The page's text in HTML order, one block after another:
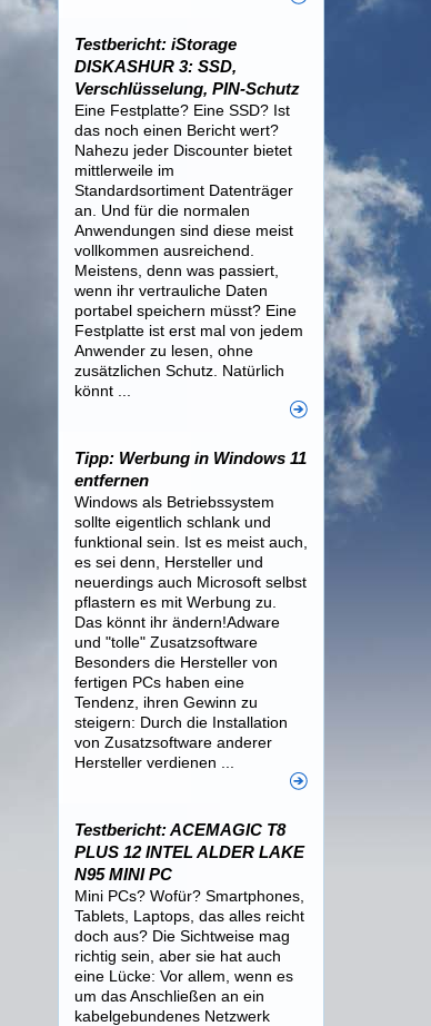
Testbericht: iStorage
DISKASHUR 3: SSD,
Verschlüsselung, PIN-Schutz
Eine Festplatte? Eine SSD? Ist
das noch einen Bericht wert?
Nahezu jeder Discounter bietet
mittlerweile im
Standardsortiment Datenträger
an. Und für die normalen
Anwendungen sind diese meist
vollkommen ausreichend.
Meistens, denn was passiert,
wenn ihr vertrauliche Daten
portabel speichern müsst? Eine
Festplatte ist erst mal von jedem
Anwender zu lesen, ohne
zusätzlichen Schutz. Natürlich
könnt ...
Tipp: Werbung in Windows 11
entfernen
Windows als Betriebssystem
sollte eigentlich schlank und
funktional sein. Ist es meist auch,
es sei denn, Hersteller und
neuerdings auch Microsoft selbst
pflastern es mit Werbung zu.
Das könnt ihr ändern!Adware
und "tolle" Zusatzsoftware
Besonders die Hersteller von
fertigen PCs haben eine
Tendenz, ihren Gewinn zu
steigern: Durch die Installation
von Zusatzsoftware anderer
Hersteller verdienen ...
Testbericht: ACEMAGIC T8
PLUS 12 INTEL ALDER LAKE
N95 MINI PC
Mini PCs? Wofür? Smartphones,
Tablets, Laptops, das alles reicht
doch aus? Die Sichtweise mag
richtig sein, aber sie hat auch
eine Lücke: Vor allem, wenn es
um das Anschließen an ein
kabelgebundenes Netzwerk